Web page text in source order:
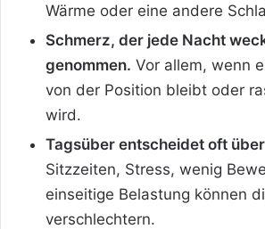
Wärme oder eine andere
Schmerz, der jede Nacht
genommen. Vor allem, wenn
von der Position bleibt oder
wird.
Tagsüber entscheidet oft
Sitzzeiten, Stress, wenig
einseitige Belastung können
verschlechtern.